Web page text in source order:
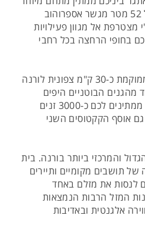
לקפיצות באנג'י בגובה של 52 מטר מגשר אספרוהוב
מצטרפת אל מגוון פעילויות
בחופי הרחצה בכל רחבי
- עיירת נופש הממוקמת כ-30 ק"מ צפונית לורנה
הבוטניים היפים
ביותר בעולם. במתחם הגן ממתינים לכם כ-3000 זנים
אוסף הקקטוסים השני
והמרכזי ביותר בורנה. בית
תושבים מקומיים ותיירים
לנסות את מזלם באחד
המזל הרבות הנמצאות
אלגנטית ובאדיבות